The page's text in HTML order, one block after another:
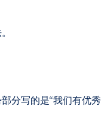
分写的是“我们有优秀